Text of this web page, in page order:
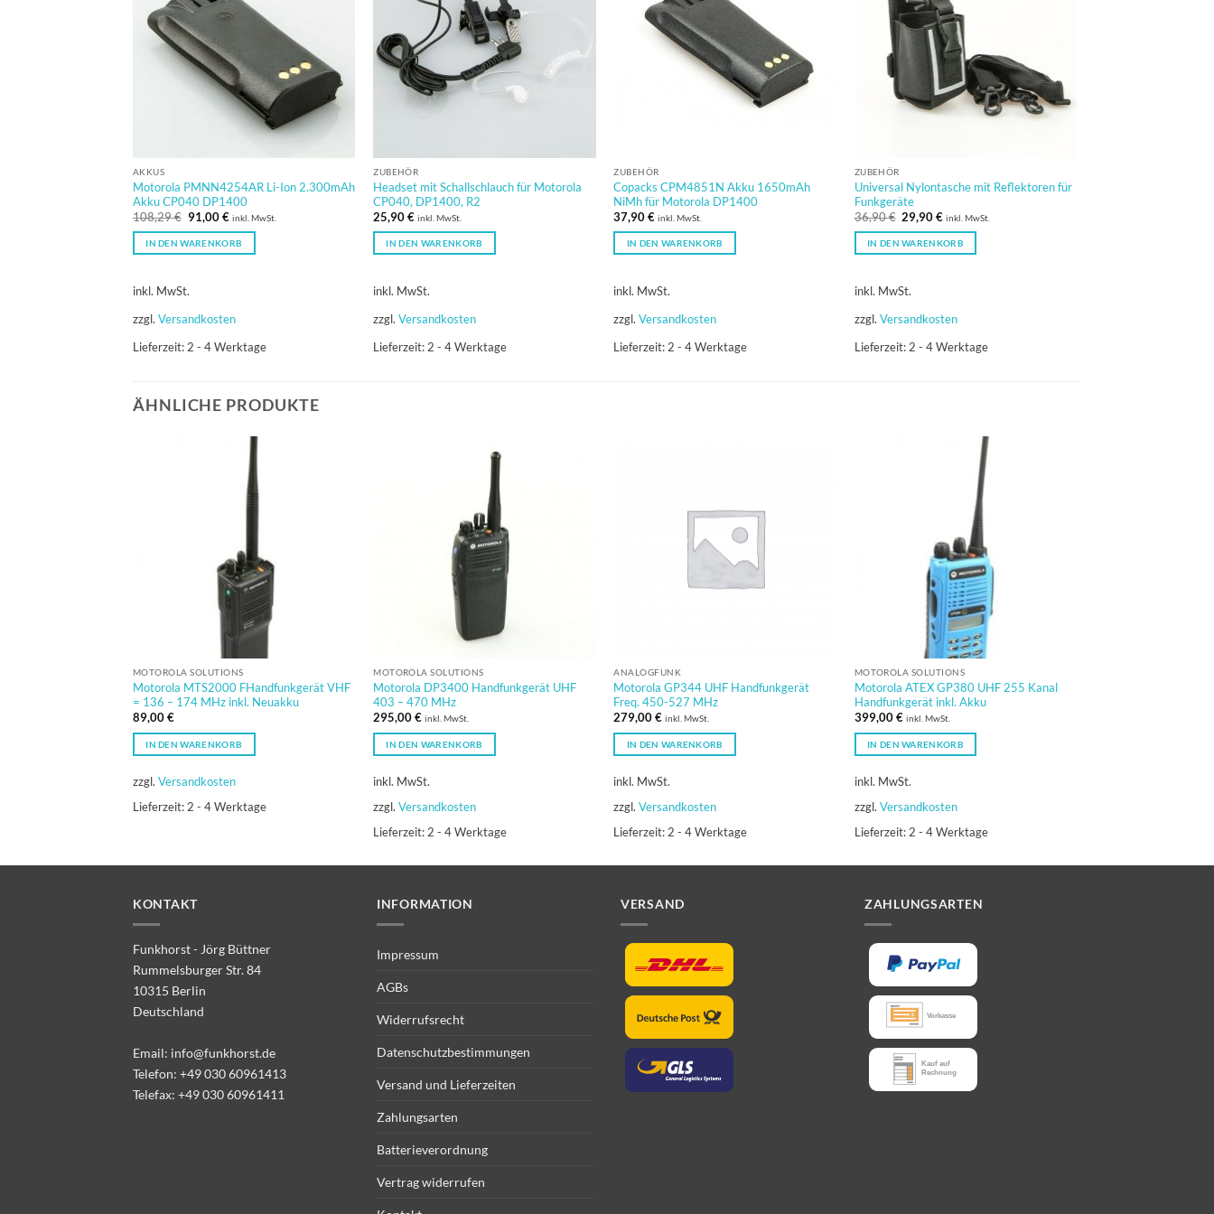
AKKUS
Motorola PMNN4254AR Li-Ion 2.300mAh
Akku CP040 DP1400
108,29€ Ursprünglicher
Preis
war:
108,29 €
91,00€Aktueller
ist:
91,00 €.
inkl. MwSt.
IN DEN WARENKORB
inkl. MwSt.
zzgl. Versandkosten
Lieferzeit: 2 - 4 Werktage
ZUBEHÖR
Headset mit Schallschlauch für Motorola
CP040, DP1400, R2
25,90€ inkl. MwSt.
IN DEN WARENKORB
inkl. MwSt.
zzgl.Versandkosten
Lieferzeit: 2 - 4 Werktage
ZUBEHÖR
Copacks CPM4851N Akku 1650mAh
NiMh für Motorola DP1400
37,90€ inkl. MwSt.
IN DEN WARENKORB
inkl. MwSt.
zzgl.Versandkosten
Lieferzeit: 2 - 4 Werktage
ZUBEHÖR
Universal Nylontasche mit Reflektoren für
Funkgeräte
36,90€ Ursprünglicher
Preis
war:
36,90 €
29,90€Aktueller
ist:
29,90 €.
inkl. MwSt.
IN DEN WARENKORB
inkl. MwSt.
zzgl. Versandkosten
Lieferzeit: 2 - 4 Werktage
ÄHNLICHE PRODUKTE
MOTOROLA SOLUTIONS
Motorola MTS2000 FHandfunkgerät VHF
= 136 – 174 MHz inkl. Neuakku
89,00€
IN DEN WARENKORB
zzgl. Versandkosten
Lieferzeit: 2 - 4 Werktage
MOTOROLA SOLUTIONS
Motorola DP3400 Handfunkgerät UHF
403 – 470 MHz
295,00€ inkl. MwSt.
IN DEN WARENKORB
inkl. MwSt.
zzgl.Versandkosten
Lieferzeit: 2 - 4 Werktage
ANALOGFUNK
Motorola GP344 UHF Handfunkgerät
Freq. 450-527 MHz
279,00€ inkl. MwSt.
IN DEN WARENKORB
inkl. MwSt.
zzgl.Versandkosten
Lieferzeit: 2 - 4 Werktage
MOTOROLA SOLUTIONS
Motorola ATEX GP380 UHF 255 Kanal
Handfunkgerät inkl. Akku
399,00€ inkl. MwSt.
IN DEN WARENKORB
inkl. MwSt.
zzgl. Versandkosten
Lieferzeit: 2 - 4 Werktage
KONTAKT
Funkhorst - Jörg Büttner
Rummelsburger Str. 84
10315 Berlin
Deutschland
Email: info@funkhorst.de
Telefon: +49 030 60961413
Telefax: +49 030 60961411
INFORMATION
Impressum
AGBs
Widerrufsrecht
Datenschutzbestimmungen
Versand und Lieferzeiten
Zahlungsarten
Batterieverordnung
Vertrag widerrufen
VERSAND ZAHLUNGSARTEN